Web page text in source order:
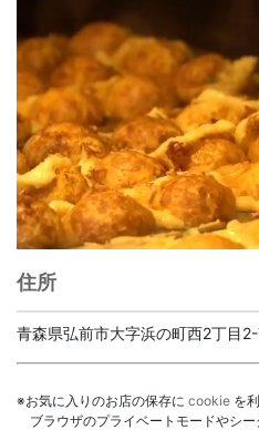
住所
青森県弘前市大字浜の町西2丁目
※お気に入りのお店の保存に cookie を
ブラウザのプライベートモードやシ